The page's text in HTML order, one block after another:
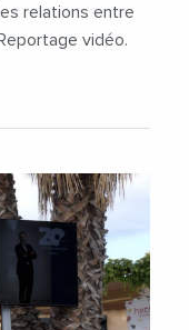
relations entre
vidéo.